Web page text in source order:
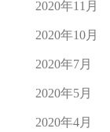
2020年11月
2020年10月
2020年7月
2020年5月
2020年4月